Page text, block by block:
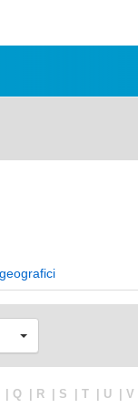
Q R S T U V